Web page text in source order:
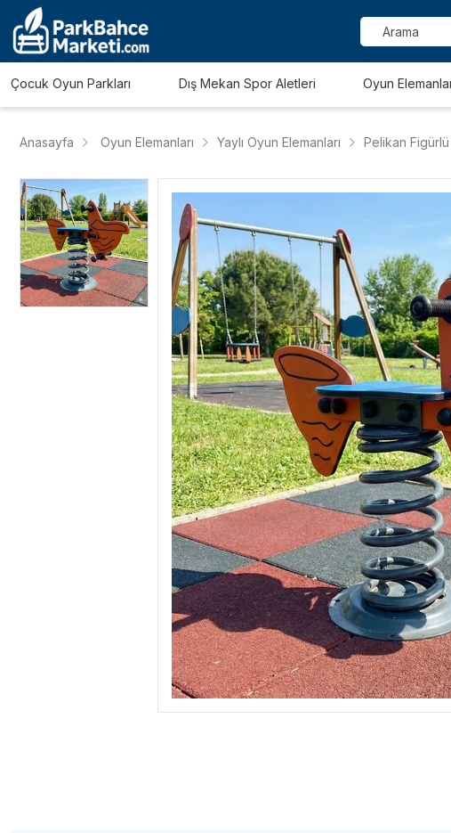
Çocuk Oyun Parkları Dış Mekan Spor Aletleri Oyun
Anasayfa Oyun Elemanları Yaylı Oyun Elemanları Pelikan Figürlü